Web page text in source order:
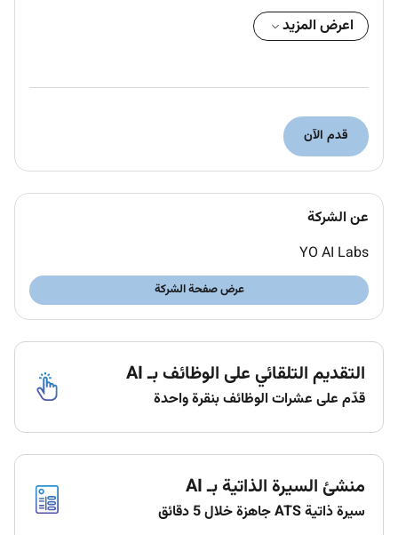
Must Haves:
on heavy equipment fabrication.
Oil & Gas sector background and work
experience.
3 years of UAE experience.
pressure vessels and various structural works.
Key Responsibilities:
Should be able drive sales and market share for
fabricated steel structures (ETP STP RO skids
platforms skids piping Pressure Vessels and
various structural works) by identifying
opportunities building client relationships
(Operators EPCs Contractors) and closing deals
in the competitive Oil & Gas and water treatment
Strategy & Growth: Develop and implement
sales strategies to meet/exceed targets for
اعرض المزيد
قدم الآن
عن الشركة
YO AI Labs
عرض صفحة الشركة
التقديم التلقائي على الوظائف بـ AI
قدّم على عشرات الوظائف بنقرة واحدة
منشئ السيرة الذاتية بـ AI
سيرة ذاتية ATS جاهزة خلال 5 دقائق